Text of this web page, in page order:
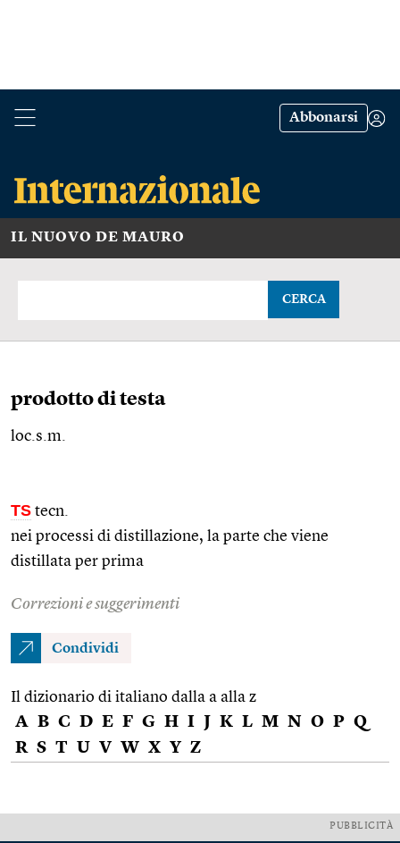
Abbonarsi
IL NUOVO DE MAURO
CERCA
prodotto di testa
loc.s.m.
TS tecn.
nei processi di distillazione, la parte che viene
distillata per prima
Correzioni e suggerimenti
Condividi
Il dizionario di italiano dalla a alla z
A B C D E F G H I J K L M N O P Q
R S T U V W X Y Z
PUBBLICITÀ